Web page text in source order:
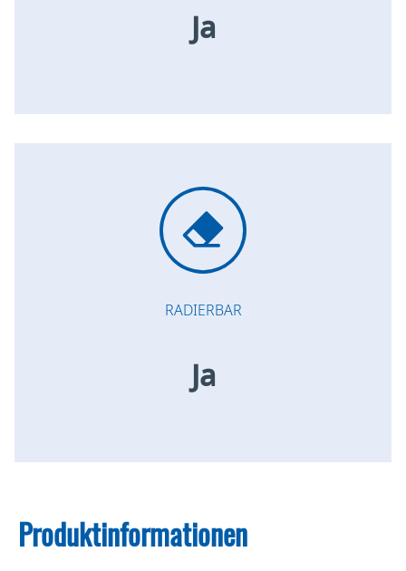
Ja
RADIERBAR
Ja
Produktinformationen